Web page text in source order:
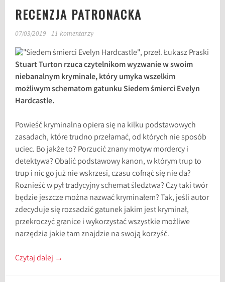
RECENZJA PATRONACKA
07/03/2019 11 komentarzy
Stuart Turton rzuca czytelnikom wyzwanie w swoim
niebanalnym kryminale, który umyka wszelkim
możliwym schematom gatunku Siedem śmierci Evelyn
Hardcastle.
Powieść kryminalna opiera się na kilku podstawowych
zasadach, które trudno przełamać, od których nie sposób
uciec. Bo jakże to? Porzucić znany motyw mordercy i
detektywa? Obalić podstawowy kanon, w którym trup to
trup i nic go już nie wskrzesi, czasu cofnąć się nie da?
Roznieść w pył tradycyjny schemat śledztwa? Czy taki twór
będzie jeszcze można nazwać kryminałem? Tak, jeśli autor
zdecyduje się rozsadzić gatunek jakim jest kryminał,
przekroczyć granice i wykorzystać wszystkie możliwe
narzędzia jakie tam znajdzie na swoją korzyść.
Czytaj dalej →